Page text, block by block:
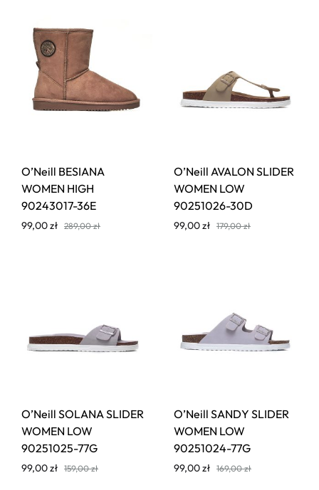
O’Neill BESIANA
WOMEN HIGH
90243017-36E
99,00zł 289,00zł
O’Neill AVALON SLIDER
WOMEN LOW
90251026-30D
99,00zł 179,00zł
O’Neill SOLANA SLIDER
WOMEN LOW
90251025-77G
99,00zł 159,00zł
O’Neill SANDY SLIDER
WOMEN LOW
90251024-77G
99,00zł 169,00zł